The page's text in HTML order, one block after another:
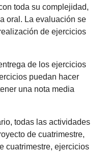
toda su complejidad,
oral. La evaluación se
de ejercicios
de los ejercicios
puedan hacer
una nota media
todas las actividades
de cuatrimestre,
cuatrimestre, ejercicios